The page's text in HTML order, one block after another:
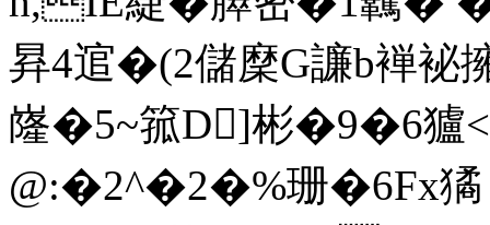
昪4逭�(2儲穈G譧b褝袐
嶐�5~箛D]彬�9�6獹
@:�2^�2�%珊�6Fx